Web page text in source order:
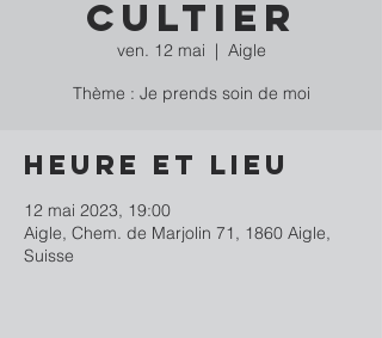
Cultier
ven. 12 mai
  |
Aigle
Thème : Je prends soin de moi
Heure et lieu
12 mai 2023, 19:00
Aigle, Chem. de Marjolin 71, 1860 Aigle,
Suisse